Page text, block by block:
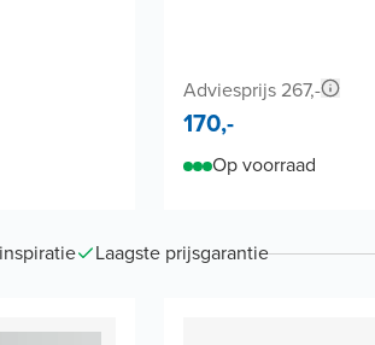
Adviesprijs 267,-
170,-
Op voorraad
Laagste prijsgarantie